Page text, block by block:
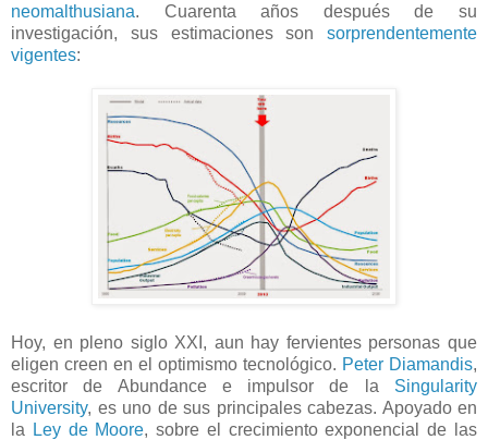
neomalthusiana. Cuarenta años después de su
investigación, sus estimaciones son sorprendentemente
vigentes:
Hoy, en pleno siglo XXI, aun hay fervientes personas que
eligen creen en el optimismo tecnológico. Peter Diamandis,
escritor de Abundance e impulsor de la Singularity
University, es uno de sus principales cabezas. Apoyado en
la
Ley de Moore, sobre el crecimiento exponencial de las